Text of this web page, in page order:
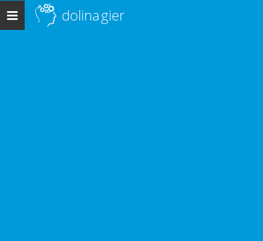
Menu
główne
dolinagier